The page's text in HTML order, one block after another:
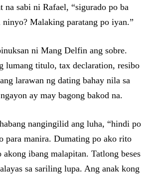
na sabi ni Rafael, “sigurado po ba
ninyo? Malaking paratang po iyan.”
ni Mang Delfin ang sobre.
lumang titulo, tax declaration, resibo
larawan ng dating bahay nila sa
ay may bagong bakod na.
nangingilid ang luha, “hindi po
para manira. Dumating po ako rito
ibang malapitan. Tatlong beses
sa sariling lupa. Ang anak kong